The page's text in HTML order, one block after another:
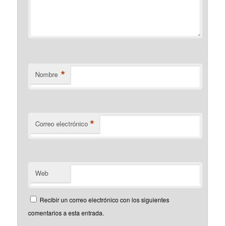
Nombre *
Correo electrónico *
Web
Recibir un correo electrónico con los siguientes
comentarios a esta entrada.